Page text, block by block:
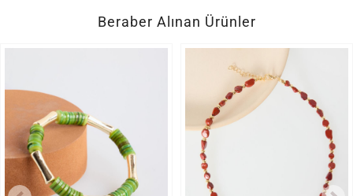
Beraber Alınan Ürünler